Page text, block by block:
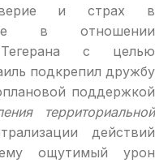
и страх в
в отношении
Тегерана с целью
подкрепил дружбу
поддержкой
территориальной
действий
ощутимый урон